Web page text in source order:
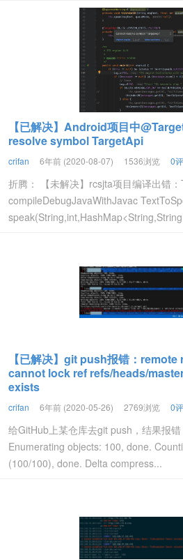
【已解决】Android项目中
resolve symbol TargetApi
crifan 6年前 (2020-08-07) 1536浏览 0
折腾： 【未解决】rcsjta项目编译出错
compileDebugJavaWithJavac
【已解决】git push报错：
cannot lock ref refs/heads/
exists
crifan 6年前 (2020-05-26) 2769浏览 0
给GitHub上某仓库去git push，结果报
Enumerating objects: 100, done.
(100/100), done. Delta compress...